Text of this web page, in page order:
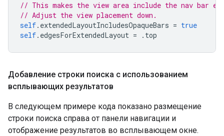
// This makes the view area include the nav bar
// Adjust the view placement down.
self. extendedLayoutIncludesOpaqueBars = true
self. edgesForExtendedLayout = . top
Добавление строки поиска с использованием
всплывающих результатов
В следующем примере кода показано размещение
строки поиска справа от панели навигации и
отображение результатов во всплывающем окне.